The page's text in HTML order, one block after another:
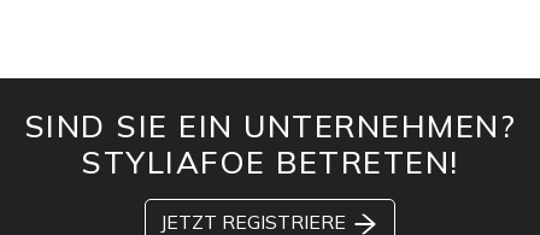
SIND SIE EIN UNTERNEHMEN?
STYLIAFOE BETRETEN!
JETZT REGISTRIERE